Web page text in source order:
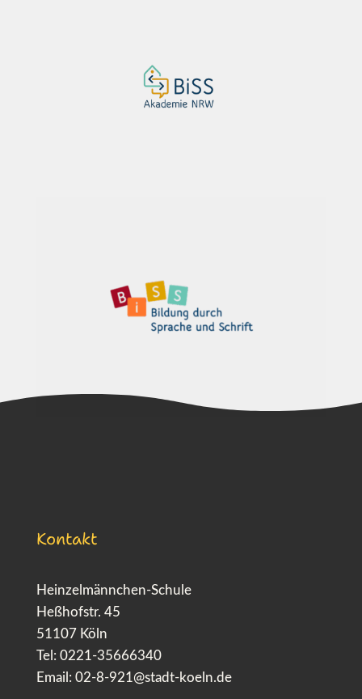
Kontakt
Heinzelmännchen-Schule
Heßhofstr. 45
51107 Köln
Tel: 0221-35666340
Email: 02-8-921@stadt-koeln.de